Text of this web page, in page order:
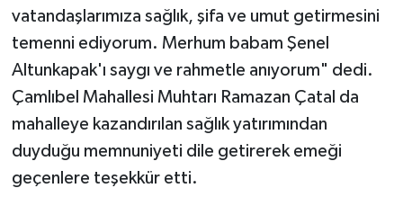
vatandaşlarımıza sağlık, şifa ve umut getirmesini
temenni ediyorum. Merhum babam Şenel
Altunkapak'ı saygı ve rahmetle anıyorum" dedi.
Çamlıbel Mahallesi Muhtarı Ramazan Çatal da
mahalleye kazandırılan sağlık yatırımından
duyduğu memnuniyeti dile getirerek emeği
geçenlere teşekkür etti.